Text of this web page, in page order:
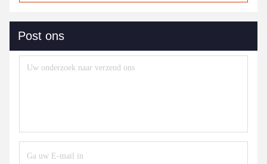
Post ons